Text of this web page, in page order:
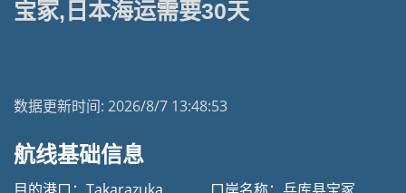
宝冢,日本海运需要30天
数据更新时间: 2026/8/7 13:48:53
航线基础信息